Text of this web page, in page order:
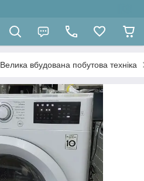
Велика вбудована побутова техніка